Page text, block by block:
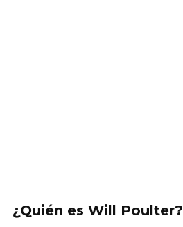
¿Quién es Will Poulter?